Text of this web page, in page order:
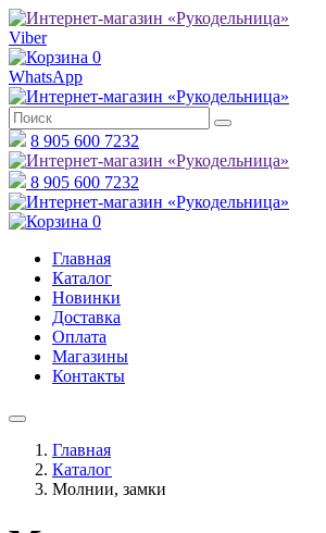
Viber
0
WhatsApp
8 905 600 7232
8 905 600 7232
0
Главная
Каталог
Новинки
Доставка
Оплата
Магазины
Контакты
Главная
Каталог
Молнии, замки